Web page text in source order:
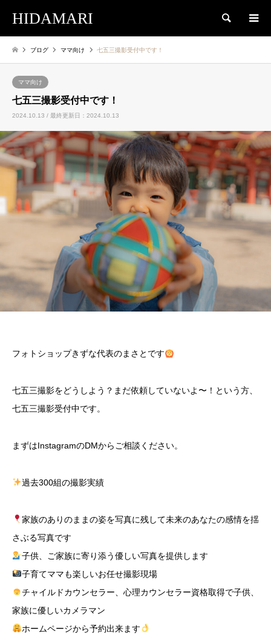
HIDAMARI 検索
ブログ ママ向け 七五三撮影受付中です！
ママ向け
七五三撮影受付中です！
2024.10.13 / 最終更新日：2024.10.13
フォトショップきずな代表のまさとです
七五三撮影をどうしよう？まだ依頼していないよ〜！という方、
七五三撮影受付中です。
まずはInstagramのDMからご相談ください。
過去300組の撮影実績
家族のありのままの姿を写真に残して未来のあなたの感情を揺
さぶる写真です
子供、ご家族に寄り添う優しい写真を提供します
子育てママも楽しいお任せ撮影現場
チャイルドカウンセラー、心理カウンセラー資格取得で子供、
家族に優しいカメラマン
ホームページから予約出来ます